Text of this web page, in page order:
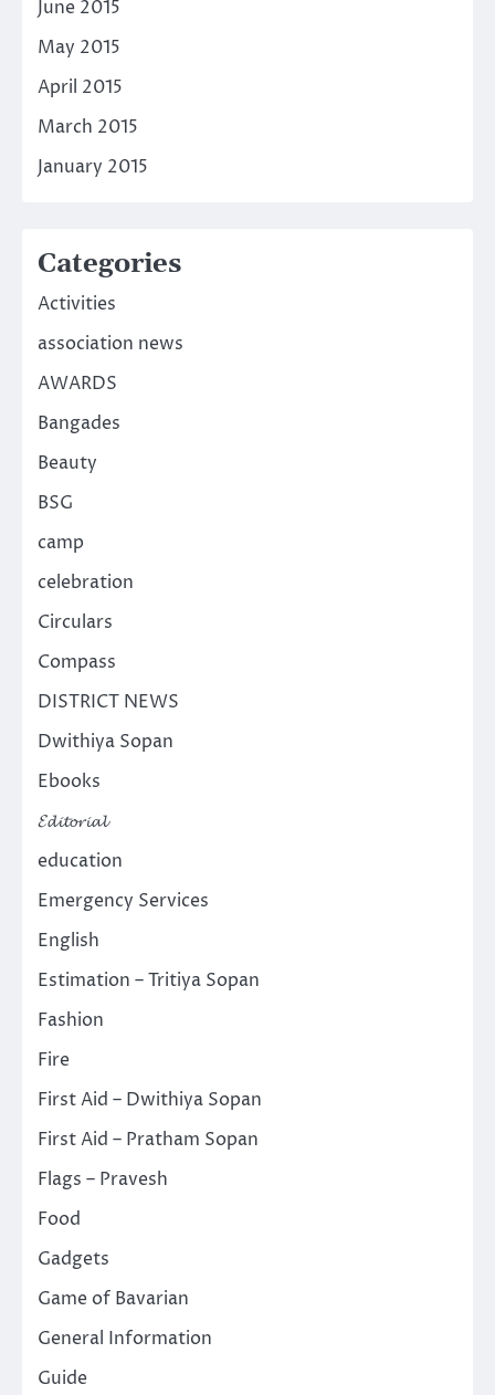
June 2015
May 2015
April 2015
March 2015
January 2015
Categories
Activities
association news
AWARDS
Bangades
Beauty
BSG
camp
celebration
Circulars
Compass
DISTRICT NEWS
Dwithiya Sopan
Ebooks
𝓔𝓭𝓲𝓽𝓸𝓻𝓲𝓪𝓵
education
Emergency Services
English
Estimation – Tritiya Sopan
Fashion
Fire
First Aid – Dwithiya Sopan
First Aid – Pratham Sopan
Flags – Pravesh
Food
Gadgets
Game of Bavarian
General Information
Guide